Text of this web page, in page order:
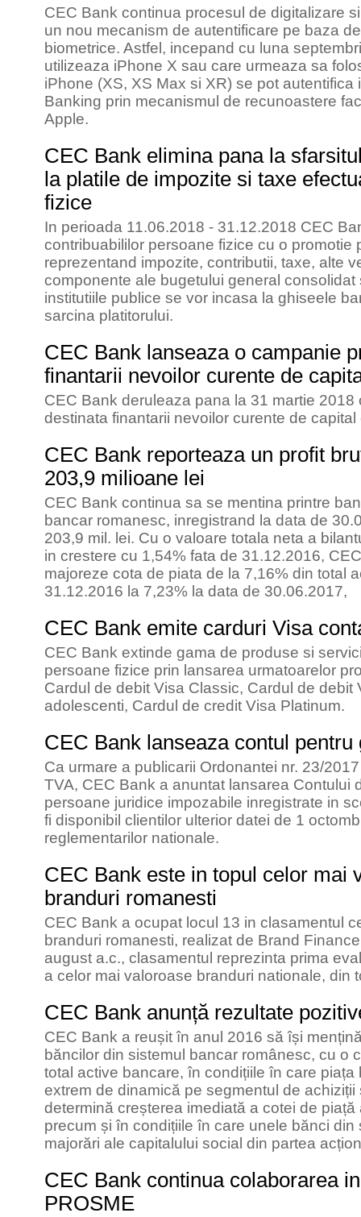
CEC Bank continua procesul de digitalizare
un nou mecanism de autentificare pe baza
biometrice. Astfel, incepand cu luna
utilizeaza iPhone X sau care urmeaza sa
iPhone (XS, XS Max si XR) se pot autentifica
Banking prin mecanismul de recunoastere
Apple.
CEC Bank elimina pana la
la platile de impozite si taxe
fizice
In perioada 11.06.2018 - 31.12.2018 CEC
contribuabililor persoane fizice cu o promotie
reprezentand impozite, contributii, taxe, alte
componente ale bugetului general
institutiile publice se vor incasa la ghiseele
sarcina platitorului.
CEC Bank lanseaza o campanie
finantarii nevoilor curente de
CEC Bank deruleaza pana la 31 martie
destinata finantarii nevoilor curente de capital
CEC Bank reporteaza un profit
203,9 milioane lei
CEC Bank continua sa se mentina printre
bancar romanesc, inregistrand la data de
203,9 mil. lei. Cu o valoare totala neta a
in crestere cu 1,54% fata de 31.12.2016,
majoreze cota de piata de la 7,16% din total
31.12.2016 la 7,23% la data de 30.06.2017,
CEC Bank emite carduri Visa
CEC Bank extinde gama de produse si
persoane fizice prin lansarea urmatoarelor
Cardul de debit Visa Classic, Cardul de debit
adolescenti, Cardul de credit Visa Platinum.
CEC Bank lanseaza contul pentru
Ca urmare a publicarii Ordonantei nr. 23/
TVA, CEC Bank a anuntat lansarea Contului
persoane juridice impozabile inregistrate in
fi disponibil clientilor ulterior datei de 1
reglementarilor nationale.
CEC Bank este in topul celor mai
branduri romanesti
CEC Bank a ocupat locul 13 in clasamentul
branduri romanesti, realizat de Brand
august a.c., clasamentul reprezinta prima
a celor mai valoroase branduri nationale, din
CEC Bank anunță rezultate
CEC Bank a reușit în anul 2016 să își
băncilor din sistemul bancar românesc, cu o
total active bancare, în condițiile în care
extrem de dinamică pe segmentul de
determină creșterea imediată a cotei de
precum și în condițiile în care unele bănci
majorări ale capitalului social din partea
CEC Bank continua colaborarea
PROSME